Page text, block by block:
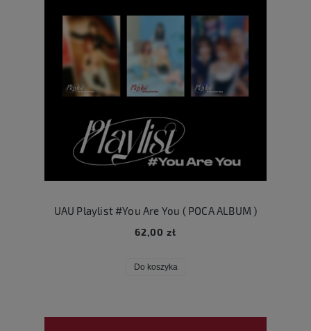
UAU Playlist #You Are You ( POCA ALBUM )
62,00 zł
Do koszyka